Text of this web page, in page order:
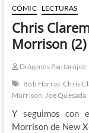
X-
men
(VIII):
Joss
Whedon
CÓMIC LECTURAS
Chris
Morrison (2)
Diógenes Pantarújez
Bob Harras Chris
Morrison Joe Quesada
Y seguimos con
Morrison de New